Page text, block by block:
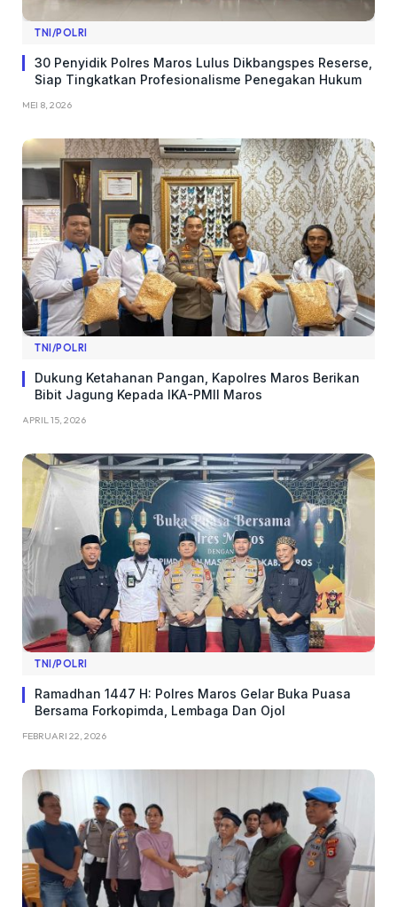
TNI/POLRI
​30 Penyidik Polres Maros Lulus Dikbangspes Reserse,
Siap Tingkatkan Profesionalisme Penegakan Hukum
MEI 8, 2026
TNI/POLRI
Dukung Ketahanan Pangan, Kapolres Maros Berikan
Bibit Jagung Kepada IKA-PMII Maros
APRIL 15, 2026
TNI/POLRI
Ramadhan 1447 H: Polres Maros Gelar Buka Puasa
Bersama Forkopimda, Lembaga Dan Ojol
FEBRUARI 22, 2026